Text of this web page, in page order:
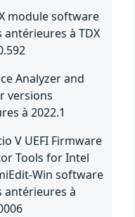
module software
antérieures à TDX
Analyzer and
versions
à 2022.1
V UEFI Firmware
Tools for Intel
Win software
antérieures à